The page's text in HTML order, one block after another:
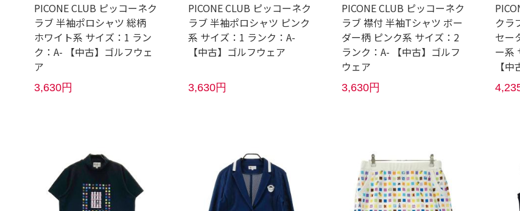
PICONE CLUB ピッコーネク
ラブ 半袖ポロシャツ 総柄
ホワイト系 サイズ：1 ラン
ク：A- 【中古】ゴルフウェ
ア
3,630円
PICONE CLUB ピッコーネク
ラブ 半袖ポロシャツ ピンク
系 サイズ：1 ランク：A-
【中古】ゴルフウェア
3,630円
PICONE CLUB ピッコーネク
ラブ 襟付 半袖Tシャツ ボー
ダー柄 ピンク系 サイズ：2
ランク：A- 【中古】ゴルフ
ウェア
3,630円
クラ
セー
ー系
【